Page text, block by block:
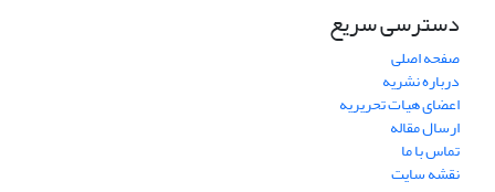
دسترسی سریع
صفحه اصلی
درباره نشریه
اعضای هیات تحریریه
ارسال مقاله
تماس با ما
نقشه سایت